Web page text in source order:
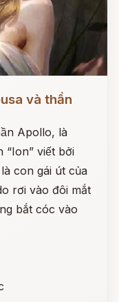
và thần
Apollo, là
“Ion” viết bởi
con gái út của
rơi vào đôi mắt
bắt cóc vào